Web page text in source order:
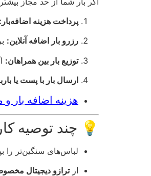
پرداخت هزینه اضافه‌بار:
رزرو بار اضافه آنلاین:
توزیع بار بین همراهان:
ارسال بار با پست یا
هزینه اضافه بار
💡 چند توصیه
لباس‌های سنگین‌تر را
ازترازو دیجیتال